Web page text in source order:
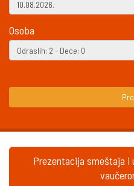
Osoba
Prezentacija smeštaja